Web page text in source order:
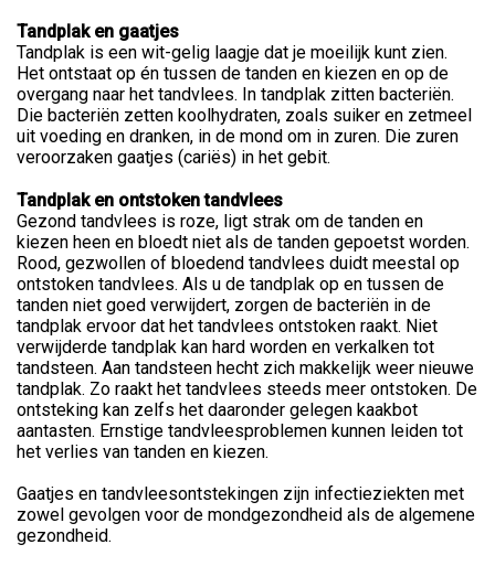
Tandplak en gaatjes
Tandplak is een wit-gelig laagje dat je moeilijk kunt zien.
Het ontstaat op én tussen de tanden en kiezen en op de
overgang naar het tandvlees. In tandplak zitten bacteriën.
Die bacteriën zetten koolhydraten, zoals suiker en zetmeel
uit voeding en dranken, in de mond om in zuren. Die zuren
veroorzaken gaatjes (cariës) in het gebit.
Tandplak en ontstoken tandvlees
Gezond tandvlees is roze, ligt strak om de tanden en
kiezen heen en bloedt niet als de tanden gepoetst worden.
Rood, gezwollen of bloedend tandvlees duidt meestal op
ontstoken tandvlees. Als u de tandplak op en tussen de
tanden niet goed verwijdert, zorgen de bacteriën in de
tandplak ervoor dat het tandvlees ontstoken raakt. Niet
verwijderde tandplak kan hard worden en verkalken tot
tandsteen. Aan tandsteen hecht zich makkelijk weer nieuwe
tandplak. Zo raakt het tandvlees steeds meer ontstoken. De
ontsteking kan zelfs het daaronder gelegen kaakbot
aantasten. Ernstige tandvleesproblemen kunnen leiden tot
het verlies van tanden en kiezen.
Gaatjes en tandvleesontstekingen zijn infectieziekten met
zowel gevolgen voor de mondgezondheid als de algemene
gezondheid.